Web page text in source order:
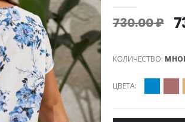
730.00 ₽
КОЛИЧЕСТВО:
ЦВЕТА: